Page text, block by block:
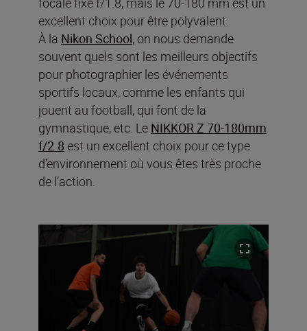
excellent choix pour être polyvalent.
À la Nikon School, on nous demande
souvent quels sont les meilleurs objectifs
pour photographier les événements
sportifs locaux, comme les enfants qui
jouent au football, qui font de la
gymnastique, etc. Le NIKKOR Z 70-180mm
f/2.8 est un excellent choix pour ce type
d’environnement où vous êtes très proche
de l’action.